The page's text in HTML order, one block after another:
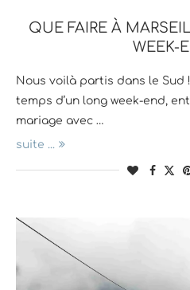
QUE FAIRE À
WEEK-
Nous voilà partis dans le Sud
temps d’un long week-end,
mariage avec …
suite ...